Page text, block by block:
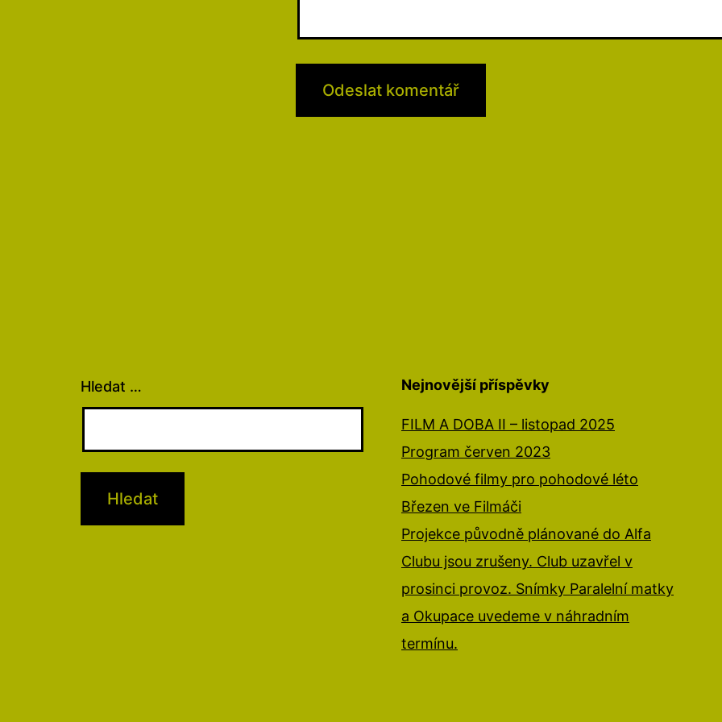
Hledat … Nejnovější příspěvky
FILM A DOBA II – listopad 2025
Program červen 2023
Pohodové filmy pro pohodové léto
Březen ve Filmáči
Projekce původně plánované do Alfa
Clubu jsou zrušeny. Club uzavřel v
prosinci provoz. Snímky Paralelní matky
a Okupace uvedeme v náhradním
termínu.